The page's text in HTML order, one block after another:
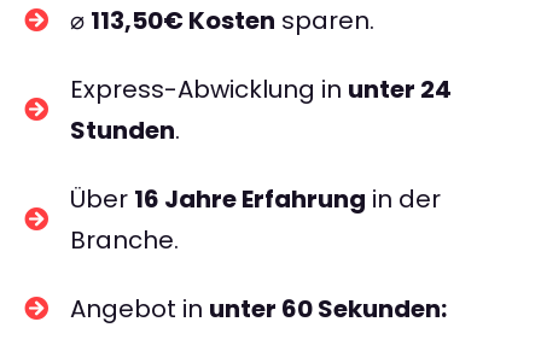
⌀ 113,50€ Kosten sparen.
Express-Abwicklung in unter 24
Stunden.
Über 16 Jahre Erfahrung in der
Branche.
Angebot in unter 60 Sekunden: